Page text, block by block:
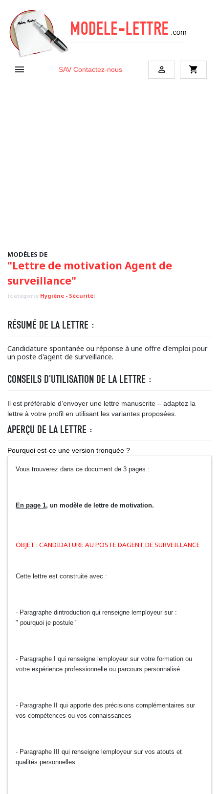
 SAV Contactez-nous  shopping_cart
MODÈLES DE
"Lettre de motivation Agent de
surveillance"
(categorie Hygiène - Sécurité)
RÉSUMÉ DE LA LETTRE :
Candidature spontanée ou réponse à une offre d'emploi pour
un poste d'agent de surveillance.
CONSEILS D'UTILISATION DE LA LETTRE :
Il est préférable d’envoyer une lettre manuscrite – adaptez la
lettre à votre profil en utilisant les variantes proposées.
APERÇU DE LA LETTRE :
Pourquoi est-ce une version tronquée ?
Vous trouverez dans ce document de 3 pages :
En page 1, un modèle de lettre de motivation.
OBJET : CANDIDATURE AU POSTE DAGENT DE SURVEILLANCE
Cette lettre est construite avec :
- Paragraphe dintroduction qui renseigne lemployeur sur :
" pourquoi je postule "
- Paragraphe I qui renseigne lemployeur sur votre formation ou
votre expérience professionnelle ou parcours personnalisé
- Paragraphe II qui apporte des précisions complémentaires sur
vos compétences ou vos connaissances
- Paragraphe III qui renseigne lemployeur sur vos atouts et
qualités personnelles